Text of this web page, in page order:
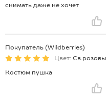
*замеры выборочные, могут
снимать даже не хочет
Покупатель (Wildberries)
Цвет:
Костюм пушка